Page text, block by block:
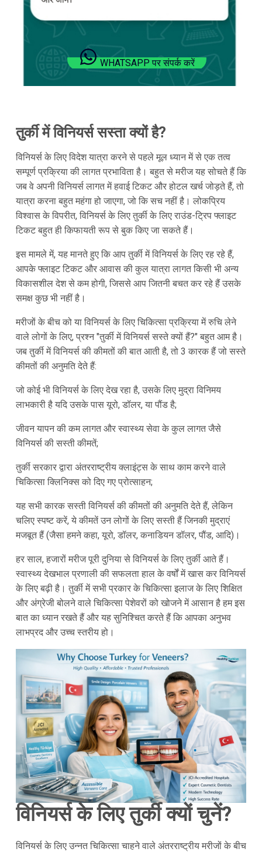
WHATSAPP पर संपर्क करें
तुर्की में विनियर्स सस्ता क्यों है?
विनियर्स के लिए विदेश यात्रा करने से पहले मूल ध्यान में से एक तत्व
सम्पूर्ण प्रक्रिया की लागत प्रभाविता है। बहुत से मरीज यह सोचते हैं कि
जब वे अपनी विनियर्स लागत में हवाई टिकट और होटल खर्च जोड़ते हैं, तो
यात्रा करना बहुत महंगा हो जाएगा, जो कि सच नहीं है। लोकप्रिय
विश्वास के विपरीत, विनियर्स के लिए तुर्की के लिए राउंड-ट्रिप फ्लाइट
टिकट बहुत ही किफायती रूप से बुक किए जा सकते हैं।
इस मामले में, यह मानते हुए कि आप तुर्की में विनियर्स के लिए रह रहे हैं,
आपके फ्लाइट टिकट और आवास की कुल यात्रा लागत किसी भी अन्य
विकासशील देश से कम होगी, जिससे आप जितनी बचत कर रहे हैं उसके
समक्ष कुछ भी नहीं है।
मरीजों के बीच को या विनियर्स के लिए चिकित्सा प्रक्रिया में रुचि लेने
वाले लोगों के लिए, प्रश्न "तुर्की में विनियर्स सस्ते क्यों हैं?" बहुत आम है।
जब तुर्की में विनियर्स की कीमतों की बात आती है, तो 3 कारक हैं जो सस्ते
कीमतों की अनुमति देते हैं:
जो कोई भी विनियर्स के लिए देख रहा है, उसके लिए मुद्रा विनिमय
लाभकारी है यदि उसके पास यूरो, डॉलर, या पौंड है;
जीवन यापन की कम लागत और स्वास्थ्य सेवा के कुल लागत जैसे
विनियर्स की सस्ती कीमतें;
तुर्की सरकार द्वारा अंतरराष्ट्रीय क्लाइंट्स के साथ काम करने वाले
चिकित्सा क्लिनिक्स को दिए गए प्रोत्साहन;
यह सभी कारक सस्ती विनियर्स की कीमतों की अनुमति देते हैं, लेकिन
चलिए स्पष्ट करें, ये कीमतें उन लोगों के लिए सस्ती हैं जिनकी मुद्राएं
मजबूत हैं (जैसा हमने कहा, यूरो, डॉलर, कनाडियन डॉलर, पौंड, आदि)।
हर साल, हजारों मरीज पूरी दुनिया से विनियर्स के लिए तुर्की आते हैं।
स्वास्थ्य देखभाल प्रणाली की सफलता हाल के वर्षों में खास कर विनियर्स
के लिए बढ़ी है। तुर्की में सभी प्रकार के चिकित्सा इलाज के लिए शिक्षित
और अंग्रेजी बोलने वाले चिकित्सा पेशेवरों को खोजने में आसान है हम इस
बात का ध्यान रखते हैं और यह सुनिश्चित करते हैं कि आपका अनुभव
लाभप्रद और उच्च स्तरीय हो।
विनियर्स के लिए तुर्की क्यों चुनें?
विनियर्स के लिए उन्नत चिकित्सा चाहने वाले अंतरराष्ट्रीय मरीजों के बीच